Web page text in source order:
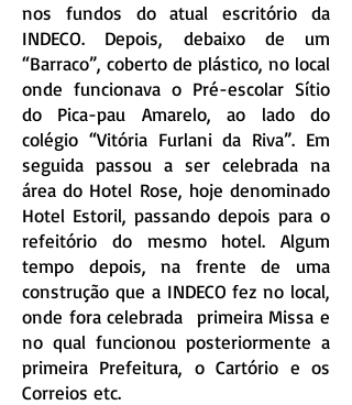
nos fundos do atual escritório da
INDECO. Depois, debaixo de um
“Barraco”, coberto de plástico, no local
onde funcionava o Pré-escolar Sítio
do Pica-pau Amarelo, ao lado do
colégio “Vitória Furlani da Riva”. Em
seguida passou a ser celebrada na
área do Hotel Rose, hoje denominado
Hotel Estoril, passando depois para o
refeitório do mesmo hotel. Algum
tempo depois, na frente de uma
construção que a INDECO fez no local,
onde fora celebrada primeira Missa e
no qual funcionou posteriormente a
primeira Prefeitura, o Cartório e os
Correios etc.